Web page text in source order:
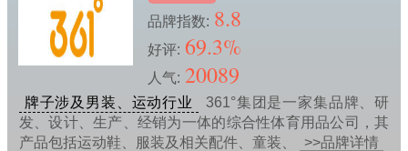
品牌指数: 8.8
好评: 69.3%
人气: 20089
牌子涉及男装、运动行业
361°集团是一家集品牌、研
发、设计、生产、经销为一体的综合性体育用品公司，其
产品包括运动鞋、服装及相关配件、童装、
>>品牌详情